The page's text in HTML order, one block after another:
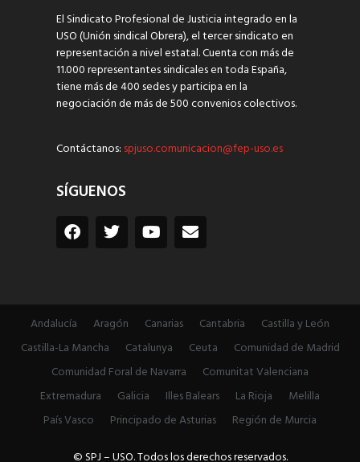
El Sindicato Profesional de Justicia integrado en la
USO (Unión sindical Obrera), el tercer sindicato en
representación a nivel estatal. Cuenta con más de
11.000 representantes sindicales en toda España,
tiene más de 400 sedes y participa en la
negociación de más de 500 convenios colectivos.
Contáctanos: spjuso.comunicacion@fep-uso.es
SÍGUENOS
Andalucía Aragón Canarias Cantabria
Castilla y León
Castilla-La Mancha
Catalunya Ceuta
Comunidad de Madrid
Comunidad Foral de Navarra
Comunitat Valenciana
Extremadura
Galicia Illes Balears La Rioja
Melilla
País Vasco
Principado de Asturias
Región de Murcia
© SPJ – USO. Todos los derechos reservados.